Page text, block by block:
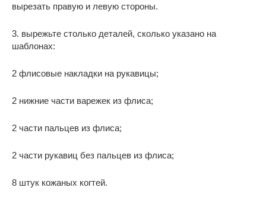
вырезать правую и левую стороны.
3. вырежьте столько деталей, сколько указано на
шаблонах:
2 флисовые накладки на рукавицы;
2 нижние части варежек из флиса;
2 части пальцев из флиса;
2 части рукавиц без пальцев из флиса;
8 штук кожаных когтей.